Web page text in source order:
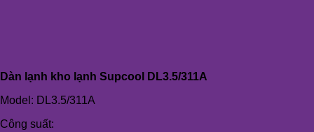
Dàn lạnh kho lạnh Supcool DL3.5/311A
Model: DL3.5/311A
Công suất: